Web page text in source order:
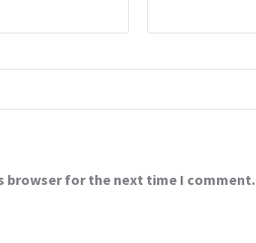
browser for the next time I comment.